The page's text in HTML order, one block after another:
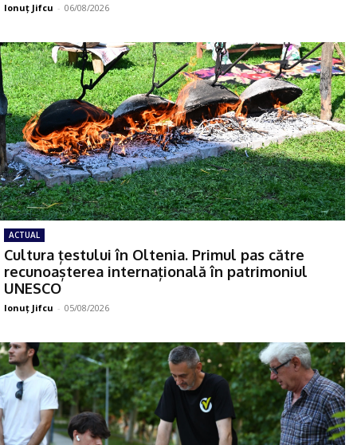
Ionuţ Jifcu - 06/08/2026
ACTUAL
Cultura țestului în Oltenia. Primul pas către
recunoașterea internațională în patrimoniul
UNESCO
Ionuţ Jifcu - 05/08/2026